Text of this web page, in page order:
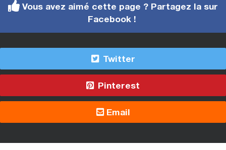
Vous avez aimé cette page ? Partagez la sur
Facebook !
Twitter
Pinterest
Email